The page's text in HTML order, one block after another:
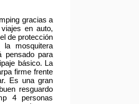
gracias a
en auto,
de protección
la mosquitera
pensado para
básico. La
firme frente
Es una gran
resguardo
4 personas